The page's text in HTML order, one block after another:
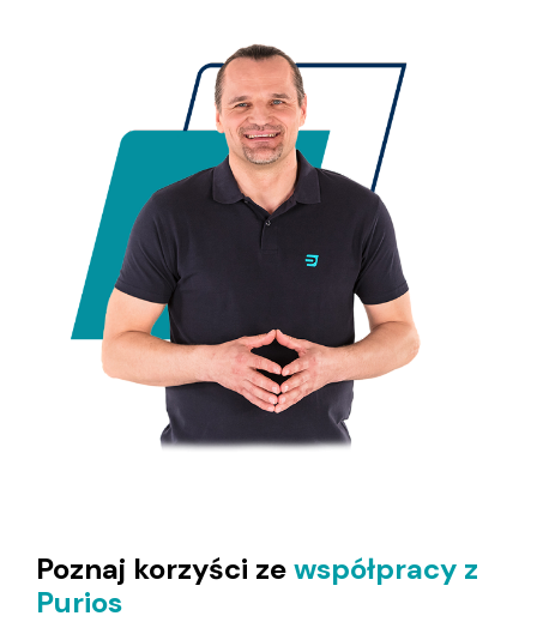
Poznaj korzyści zewspółpracy z
Purios